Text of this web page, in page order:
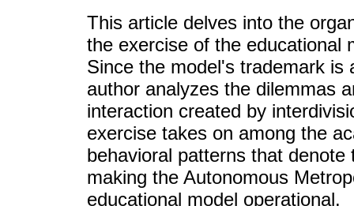
This article delves into the
the exercise of the educational
Since the model's trademark is
author analyzes the dilemmas
interaction created by
exercise takes on among the
behavioral patterns that
making the Autonomous
educational model operational.